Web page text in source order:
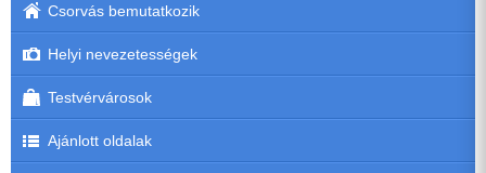
Csorvás bemutatkozik
Helyi nevezetességek
Testvérvárosok
Ajánlott oldalak